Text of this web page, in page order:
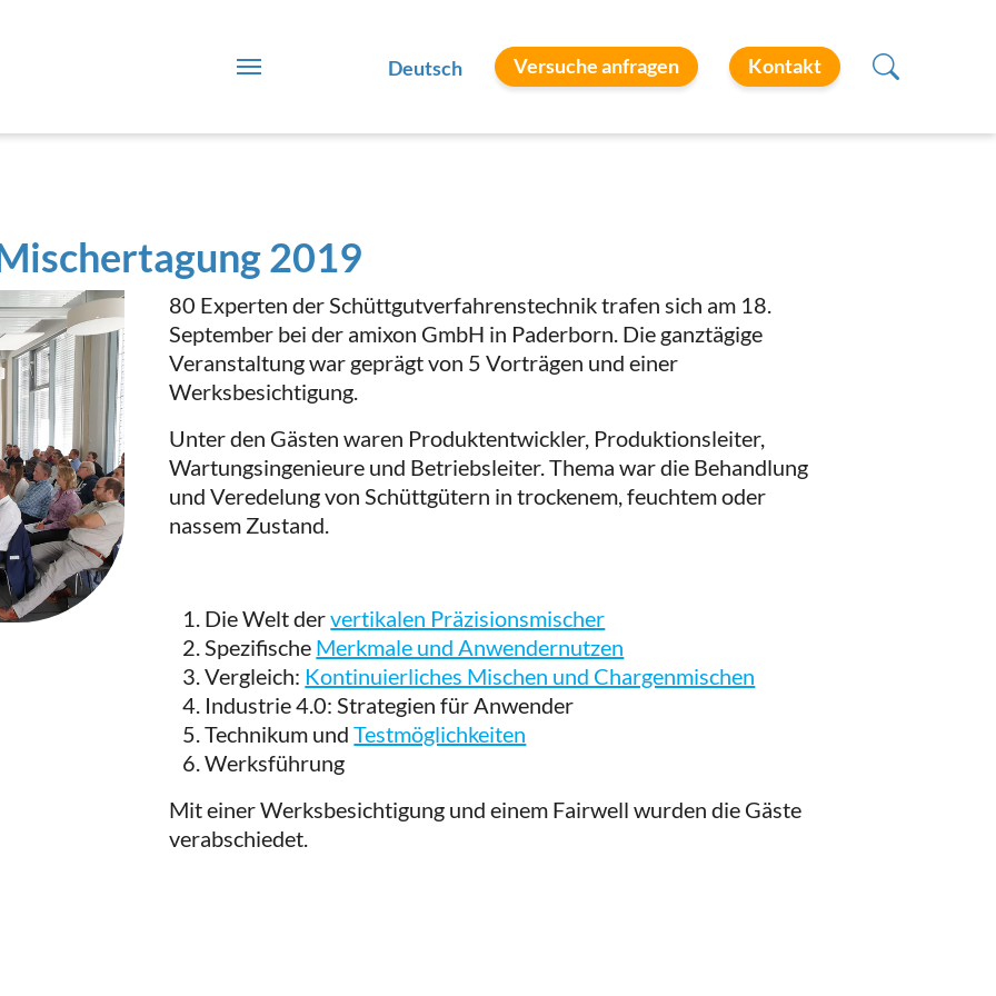
Deutsch Versuche anfragen Kontakt
2019
80 Experten der Schüttgutverfahrenstechnik trafen sich am 18.
September bei der amixon GmbH in Paderborn. Die ganztägige
Veranstaltung war geprägt von 5 Vorträgen und einer
Werksbesichtigung.
Unter den Gästen waren Produktentwickler, Produktionsleiter,
Wartungsingenieure und Betriebsleiter. Thema war die Behandlung
und Veredelung von Schüttgütern in trockenem, feuchtem oder
nassem Zustand.
Die Welt dervertikalen Präzisionsmischer
Spezifische Merkmale und Anwendernutzen
Vergleich: Kontinuierliches Mischen und Chargenmischen
Industrie 4.0: Strategien für Anwender
Technikum undTestmöglichkeiten
Werksführung
Mit einer Werksbesichtigung und einem Fairwell wurden die Gäste
verabschiedet.